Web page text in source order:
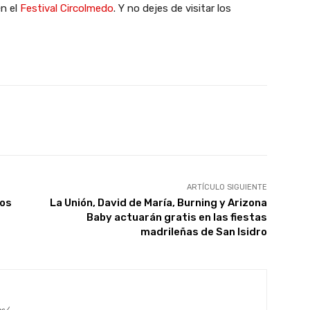
el Festival Circolmedo. Y no dejes de visitar los
ARTÍCULO SIGUIENTE
La Unión, David de María, Burning y Arizona
Baby actuarán gratis en las fiestas
madrileñas de San Isidro